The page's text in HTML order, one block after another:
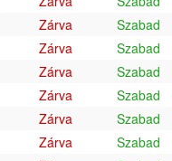
Zárva
Szabad
Zárva
Szabad
Zárva
Szabad
Zárva
Szabad
Zárva
Szabad
Zárva
Szabad